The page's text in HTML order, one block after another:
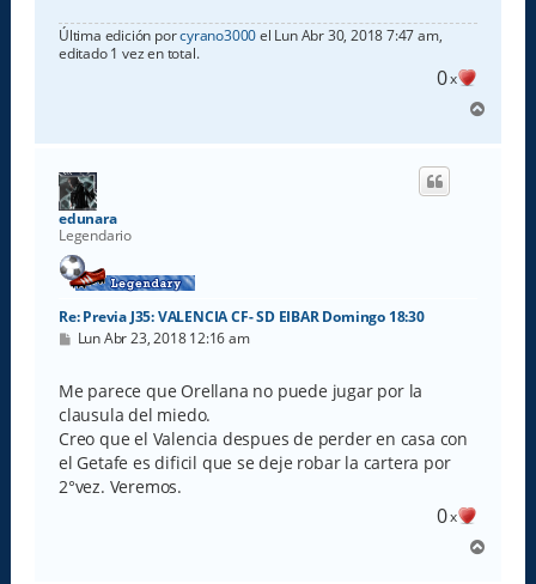
Última edición porcyrano3000el Lun Abr 30, 2018 7:47 am,
editado 1 vez en total.
0x
r
edunara
Legendario
Re: Previa J35: VALENCIA CF- SD EIBAR Domingo 18:30
M
s
a
j
e
Lun Abr 23, 2018 12:16 am
Me parece que Orellana no puede jugar por la
clausula del miedo.
Creo que el Valencia despues de perder en casa con
el Getafe es dificil que se deje robar la cartera por
2°vez. Veremos.
0x